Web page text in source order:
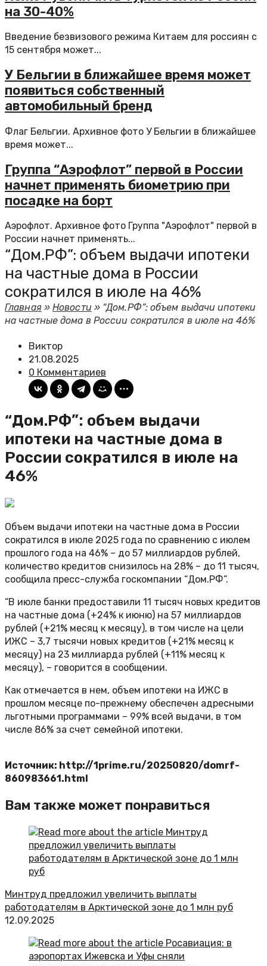
на 30-40%
Введение безвизового режима Китаем для россиян с
15 сентября может...
У Бельгии в ближайшее время может
появиться собственный
автомобильный бренд
Флаг Бельгии. Архивное фото У Бельгии в ближайшее
время может...
Группа “Аэрофлот” первой в России
начнет применять биометрию при
посадке на борт
Аэрофлот. Архивное фото Группа "Аэрофлот" первой в
России начнет применять...
“Дом.РФ”: объем выдачи ипотеки
на частные дома в России
сократился в июле на 46%
Главная»Новости » “Дом.РФ”: объем выдачи ипотеки
на частные дома в России сократился в июле на 46%
Виктор
21.08.2025
0 Комментариев
“Дом.РФ”: объем выдачи
ипотеки на частные дома в
России сократился в июле на
46%
Объем выдачи ипотеки на частные дома в России
сократился в июле 2025 года по сравнению с июлем
прошлого года на 46% – до 57 миллиардов рублей,
количество кредитов снизилось на 28% – до 11 тысяч,
сообщила пресс-служба госкомпании “Дом.РФ”.
“В июле банки предоставили 11 тысяч новых кредитов
на частные дома (+24% к июню) на 57 миллиардов
рублей (+21% месяц к месяцу), в том числе на цели
ИЖС – 3,7 тысячи новых кредитов (+21% месяц к
месяцу) на 23 миллиарда рублей (+11% месяц к
месяцу), – говорится в сообщении.
Как отмечается в нем, объем ипотеки на ИЖС в
прошлом месяце по-прежнему обеспечен адресными
льготными программами – 99% всей выдачи, в том
числе 86% за счет семейной ипотеки.
Источник: http://1prime.ru/20250820/domrf-
860983661.html
Вам также может понравиться
Минтруд предложил увеличить выплаты
работодателям в Арктической зоне до 1 млн руб
12.09.2025